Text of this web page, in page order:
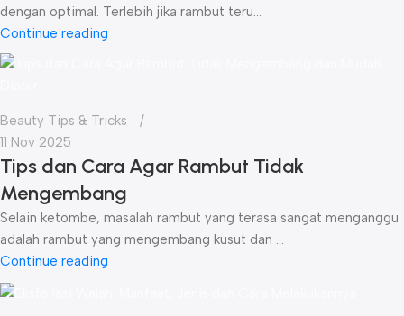
dengan optimal. Terlebih jika rambut teru...
Continue reading
Beauty Tips & Tricks
11 Nov 2025
Tips dan Cara Agar Rambut Tidak
Mengembang
Selain ketombe, masalah rambut yang terasa sangat menganggu
adalah rambut yang mengembang kusut dan ...
Continue reading